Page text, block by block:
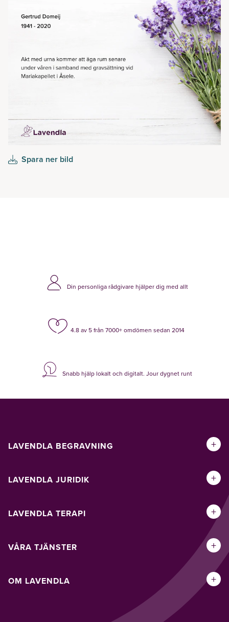
Spara ner bild
Din personliga rådgivare hjälper dig med allt
4.8 av 5 från 7000+ omdömen sedan 2014
Snabb hjälp lokalt och digitalt. Jour dygnet runt
LAVENDLA BEGRAVNING +
LAVENDLA JURIDIK +
LAVENDLA TERAPI +
VÅRA TJÄNSTER +
OM LAVENDLA +